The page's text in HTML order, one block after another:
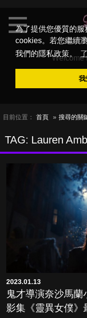
為了提供您優質的服
cookies。若您繼續
我們的隱私政策。
我
Welcome
目前位置： 首頁 搜尋的關
TAG: Lauren
2023.01.13
鬼才導演奈沙馬
影集《靈異女僕》